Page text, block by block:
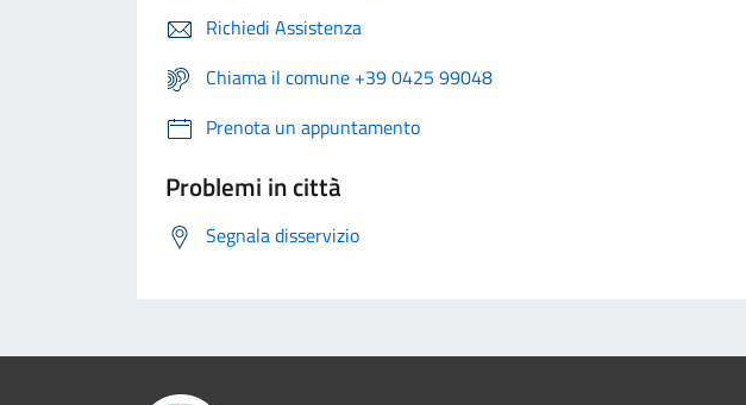
Richiedi Assistenza
Chiama il comune +39 0425 99048
Prenota un appuntamento
Problemi in città
Segnala disservizio